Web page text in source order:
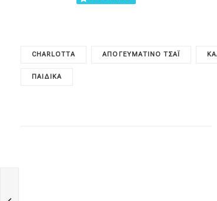
CHARLOTTA ΑΠΟΓΕΥΜΑΤΙΝΌ ΤΣΆΙ
ΠΑΙΔΙΚΑ